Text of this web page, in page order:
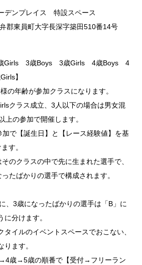
デンプレイス 特設スペース
郡東員町大字長深字築田510番14号
Girls 3歳Boys 3歳Girls 4歳Boys 4
】
の年齢が参加クラスになります。
クラス成立、3人以下の場合は男女混
上の参加で開催します。
で【誕生日】と【レース経験値】を基
す。
のクラスの中で先に生まれた選手で、
ったばかりの選手で構成されます。
、3歳になったばかりの選手は「B」に
分けます。
イルのイベントスペースでおこない、
ます。
歳→5歳の順番で【受付→フリーラン